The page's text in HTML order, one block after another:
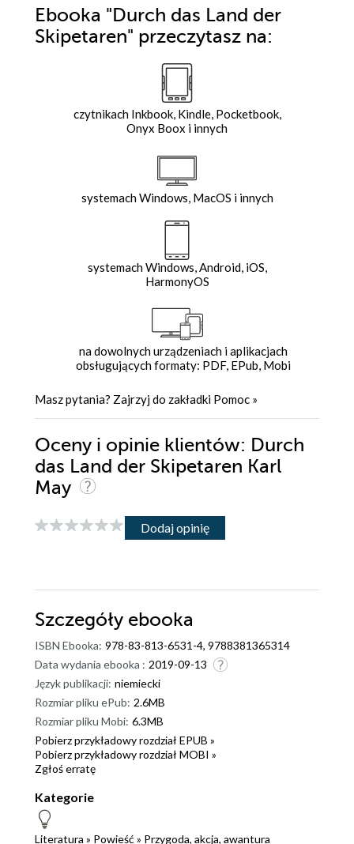
Ebooka "Durch das Land der
Skipetaren" przeczytasz na:
czytnikach Inkbook, Kindle, Pocketbook,
Onyx Boox i innych
systemach Windows, MacOS i innych
systemach Windows, Android, iOS,
HarmonyOS
na dowolnych urządzeniach i aplikacjach
obsługujących formaty: PDF, EPub, Mobi
Masz pytania? Zajrzyj do zakładki Pomoc »
Oceny i opinie klientów: Durch
das Land der Skipetaren Karl
May
Dodaj opinię
Szczegóły ebooka
ISBN Ebooka: 978-83-813-6531-4, 9788381365314
Data wydania ebooka : 2019-09-13
Język publikacji: niemiecki
Rozmiar pliku ePub: 2.6MB
Rozmiar pliku Mobi: 6.3MB
Pobierz przykładowy rozdział EPUB »
Pobierz przykładowy rozdział MOBI »
Zgłoś erratę
Kategorie
Literatura » Powieść » Przygoda, akcja, awantura